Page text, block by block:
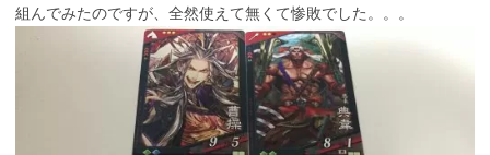
組んでみたのですが、全然使えて無くて惨敗でした。。。